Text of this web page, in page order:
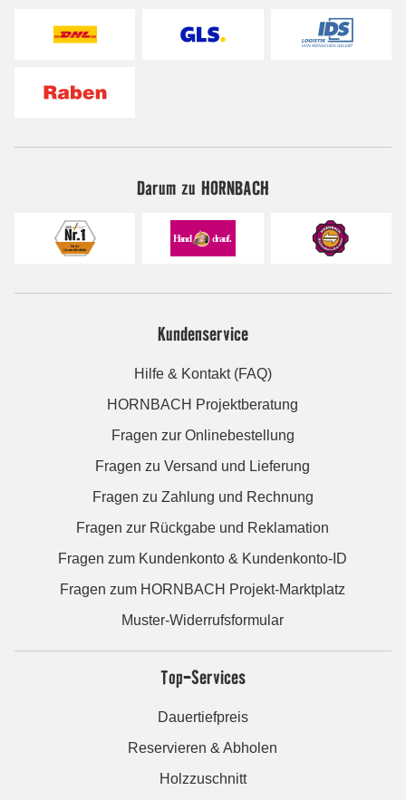
Darum zu HORNBACH
Kundenservice
Hilfe & Kontakt (FAQ)
HORNBACH Projektberatung
Fragen zur Onlinebestellung
Fragen zu Versand und Lieferung
Fragen zu Zahlung und Rechnung
Fragen zur Rückgabe und Reklamation
Fragen zum Kundenkonto & Kundenkonto-ID
Fragen zum HORNBACH Projekt-Marktplatz
Muster-Widerrufsformular
Top-Services
Dauertiefpreis
Reservieren & Abholen
Holzzuschnitt